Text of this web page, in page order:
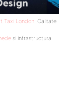
Taxi London . Calitate
si infrastructura